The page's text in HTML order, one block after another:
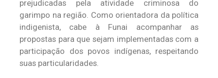
prejudicadas pela atividade criminosa do
garimpo na região. Como orientadora da política
indigenista, cabe à Funai acompanhar as
propostas para que sejam implementadas com a
participação dos povos indígenas, respeitando
suas particularidades.